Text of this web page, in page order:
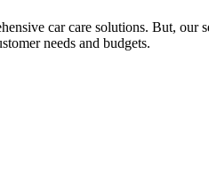
car care solutions. But, our
needs and budgets.